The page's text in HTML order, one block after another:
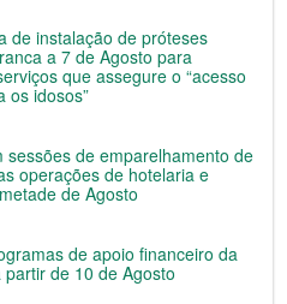
de instalação de próteses
a 7 de Agosto para
que assegure o “acesso
os idosos”
sessões de emparelhamento de
operações de hotelaria e
de Agosto
de apoio financeiro da
de 10 de Agosto